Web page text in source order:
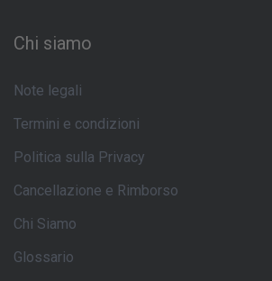
Chi siamo
Note legali
Termini e condizioni
Politica sulla Privacy
Cancellazione e Rimborso
Chi Siamo
Glossario